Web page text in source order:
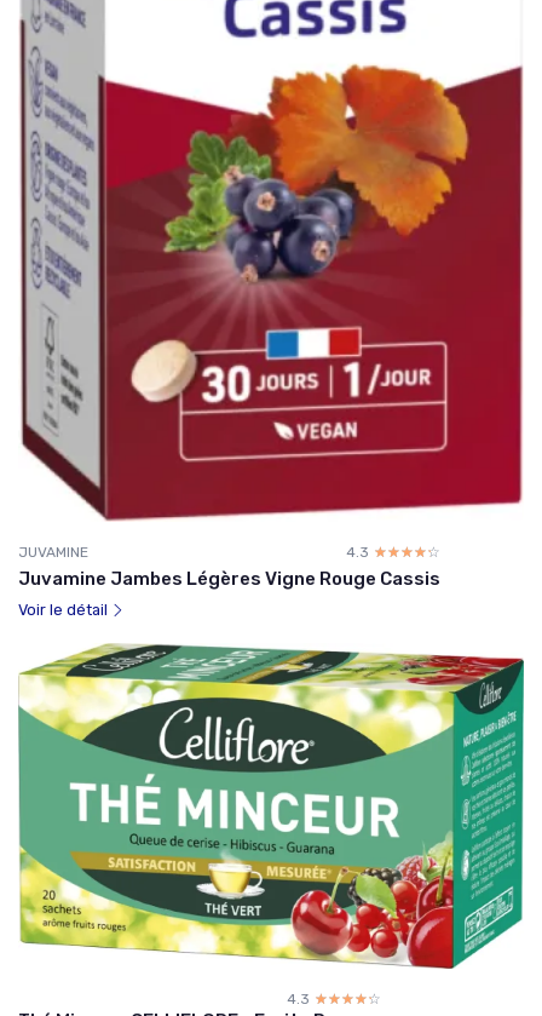
JUVAMINE 4.3 ☆☆☆☆☆
★★★★★
Juvamine Jambes Légères Vigne Rouge Cassis
Voir le détail
4.3 ☆☆☆☆☆
★★★★★